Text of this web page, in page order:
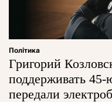
Політика
Григорий
поддерживать
передали